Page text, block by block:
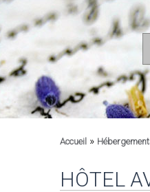
Accueil »
HÔTEL